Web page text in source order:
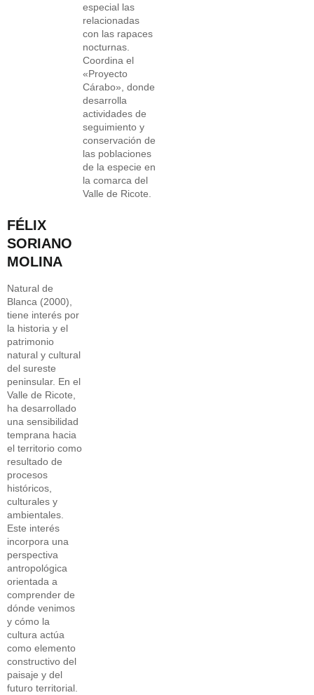
especial las
relacionadas
con las rapaces
nocturnas.
Coordina el
«Proyecto
Cárabo», donde
desarrolla
actividades de
seguimiento y
conservación de
las poblaciones
de la especie en
la comarca del
Valle de Ricote.
FÉLIX
SORIANO
MOLINA
Natural de
Blanca (2000),
tiene interés por
la historia y el
patrimonio
natural y cultural
del sureste
peninsular. En el
Valle de Ricote,
ha desarrollado
una sensibilidad
temprana hacia
el territorio como
resultado de
procesos
históricos,
culturales y
ambientales.
Este interés
incorpora una
perspectiva
antropológica
orientada a
comprender de
dónde venimos
y cómo la
cultura actúa
como elemento
constructivo del
paisaje y del
futuro territorial.